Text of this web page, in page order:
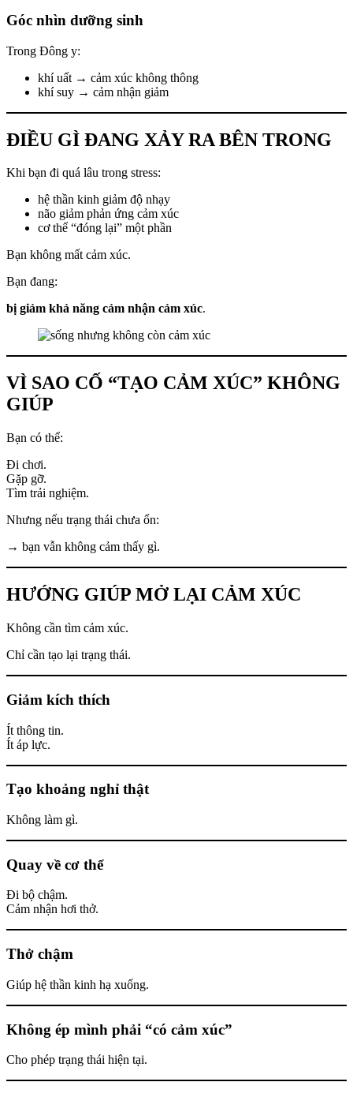
Góc nhìn dưỡng sinh
Trong Đông y:
khí uất → cảm xúc không thông
khí suy → cảm nhận giảm
ĐIỀU GÌ ĐANG XẢY RA BÊN TRONG
Khi bạn đi quá lâu trong stress:
hệ thần kinh giảm độ nhạy
não giảm phản ứng cảm xúc
cơ thể “đóng lại” một phần
Bạn không mất cảm xúc.
Bạn đang:
bị giảm khả năng cảm nhận cảm xúc.
VÌ SAO CỐ “TẠO CẢM XÚC” KHÔNG
GIÚP
Bạn có thể:
Đi chơi.
Gặp gỡ.
Tìm trải nghiệm.
Nhưng nếu trạng thái chưa ổn:
→ bạn vẫn không cảm thấy gì.
HƯỚNG GIÚP MỞ LẠI CẢM XÚC
Không cần tìm cảm xúc.
Chỉ cần tạo lại trạng thái.
Giảm kích thích
Ít thông tin.
Ít áp lực.
Tạo khoảng nghỉ thật
Không làm gì.
Quay về cơ thể
Đi bộ chậm.
Cảm nhận hơi thở.
Thở chậm
Giúp hệ thần kinh hạ xuống.
Không ép mình phải “có cảm xúc”
Cho phép trạng thái hiện tại.